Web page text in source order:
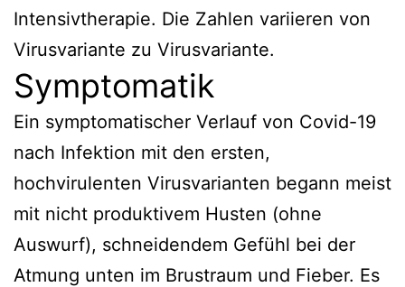
Intensivtherapie. Die Zahlen variieren von
Virusvariante zu Virusvariante.
Symptomatik
Ein symptomatischer Verlauf von Covid-19
nach Infektion mit den ersten,
hochvirulenten Virusvarianten begann meist
mit nicht produktivem Husten (ohne
Auswurf), schneidendem Gefühl bei der
Atmung unten im Brustraum und Fieber. Es